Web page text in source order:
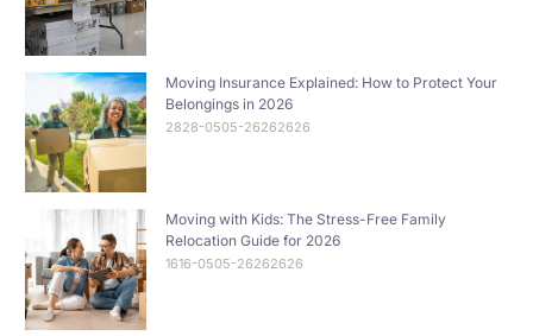
Moving Insurance Explained: How to Protect Your
Belongings in 2026
2828-0505-26262626
Moving with Kids: The Stress-Free Family
Relocation Guide for 2026
1616-0505-26262626